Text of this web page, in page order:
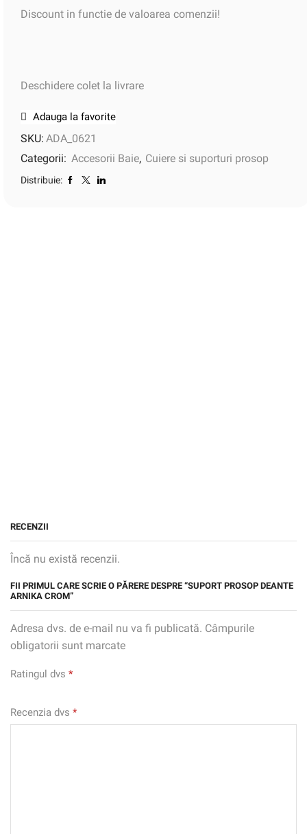
Discount in functie de valoarea comenzii!
Deschidere colet la livrare
Adauga la favorite
SKU: ADA_0621
Categorii: Accesorii Baie, Cuiere si suporturi prosop
Distribuie:
RECENZII
Încă nu există recenzii.
FII PRIMUL CARE SCRIE O PĂRERE DESPRE “SUPORT PROSOP DEANTE
ARNIKA CROM”
Adresa dvs. de e-mail nu va fi publicată. Câmpurile
obligatorii sunt marcate
Ratingul dvs *
Recenzia dvs *